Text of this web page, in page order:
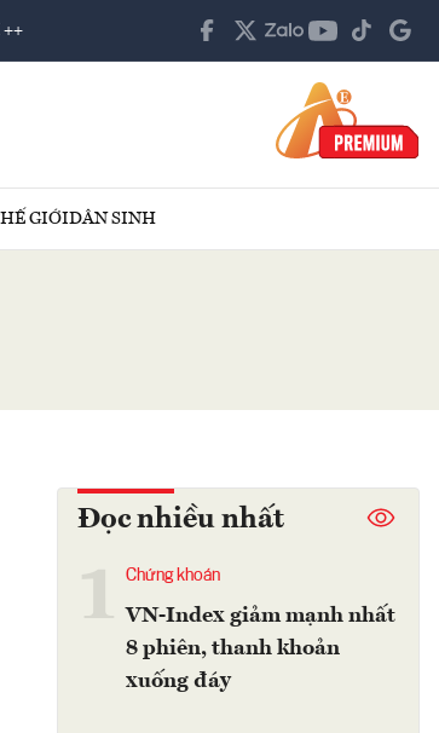
GIỚIDÂN SINH
Đọc nhiều nhất
Chứng khoán
VN-Index giảm mạnh nhất
8 phiên, thanh khoản
xuống đáy